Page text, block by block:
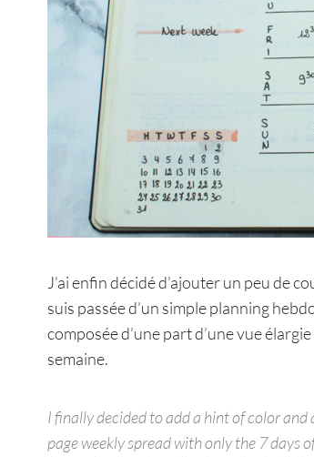
J’ai enfin décidé d’ajouter un peu de
suis passée d’un simple planning
composée d’une part d’une vue
semaine.
I finally decided to add a hint of color
page weekly spread with only the 7 days